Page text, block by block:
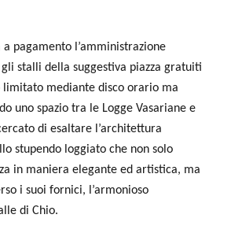
a pagamento l’amministrazione
stalli della suggestiva piazza gratuiti
limitato mediante disco orario ma
uno spazio tra le Logge Vasariane e
di esaltare l’architettura
stupendo loggiato che non solo
in maniera elegante ed artistica, ma
i suoi fornici, l’armonioso
di Chio.